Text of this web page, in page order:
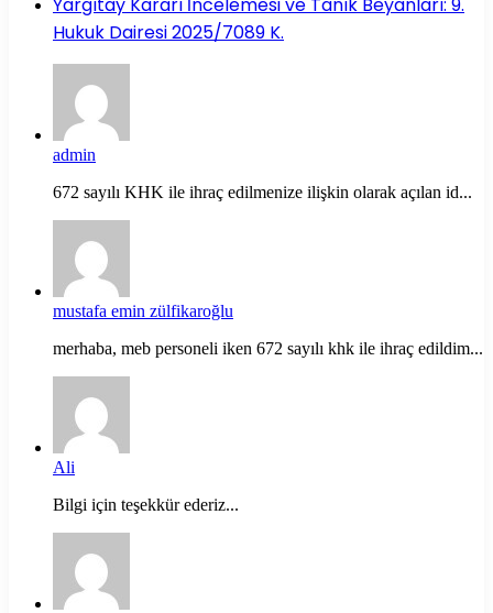
Yargıtay Kararı İncelemesi ve Tanık Beyanları: 9.
Hukuk Dairesi 2025/7089 K.
admin
672 sayılı KHK ile ihraç edilmenize ilişkin olarak açılan id...
mustafa emin zülfikaroğlu
merhaba, meb personeli iken 672 sayılı khk ile ihraç edildim...
Ali
Bilgi için teşekkür ederiz...